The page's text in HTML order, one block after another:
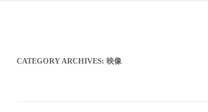
CATEGORY ARCHIVES: 映像